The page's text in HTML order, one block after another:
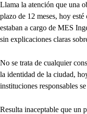
Llama la atención que una
plazo de 12 meses, hoy
estaban a cargo de MES
sin explicaciones claras
No se trata de cualquier
la identidad de la ciudad,
instituciones responsables
Resulta inaceptable que un